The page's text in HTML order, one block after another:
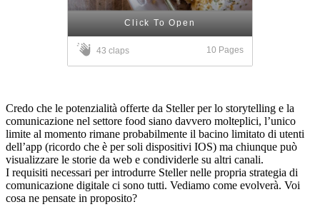
Click To Open
43 claps 10 Pages
Credo che le potenzialità offerte da Steller per lo storytelling e la
comunicazione nel settore food siano davvero molteplici, l’unico
limite al momento rimane probabilmente il bacino limitato di utenti
dell’app (ricordo che è per soli dispositivi IOS) ma chiunque può
visualizzare le storie da web e condividerle su altri canali.
I requisiti necessari per introdurre Steller nelle propria strategia di
comunicazione digitale ci sono tutti. Vediamo come evolverà. Voi
cosa ne pensate in proposito?